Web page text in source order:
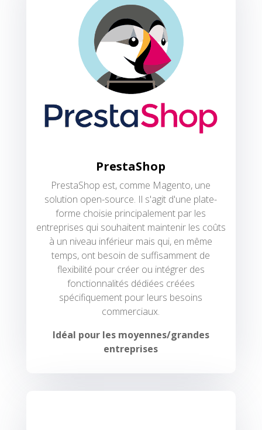
PrestaShop
PrestaShop est, comme Magento, une
solution open-source. Il s'agit d'une plate-
forme choisie principalement par les
entreprises qui souhaitent maintenir les coûts
à un niveau inférieur mais qui, en même
temps, ont besoin de suffisamment de
flexibilité pour créer ou intégrer des
fonctionnalités dédiées créées
spécifiquement pour leurs besoins
commerciaux.
Idéal pour les moyennes/grandes
entreprises